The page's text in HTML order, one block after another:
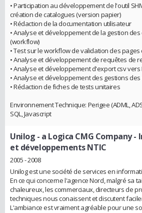
• Participation au développement de l'outil
création de catalogues (version papier)
• Rédaction de la documentation utilisateur
• Analyse et développement de la gestion
(workflow)
• Test sur le workflow de validation des
• Analyse et développement de requêtes de
• Analyse et développement d'export csv vers
• Analyse et développement des gestions
• Rédaction de fiches de tests unitaires
Environnement Technique: Perigee (ADML,
SQL, Javascript
Unilog - a Logica CMG Company-
et développements NTIC
2005 - 2008
Unilog est une société de services en
En ce qui concerne l'agence Nord, malgré sa
chaleureux, les commerciaux, directeurs de
techniques nous conaissent et discutent
L'ambiance est vraiment agréable pour une